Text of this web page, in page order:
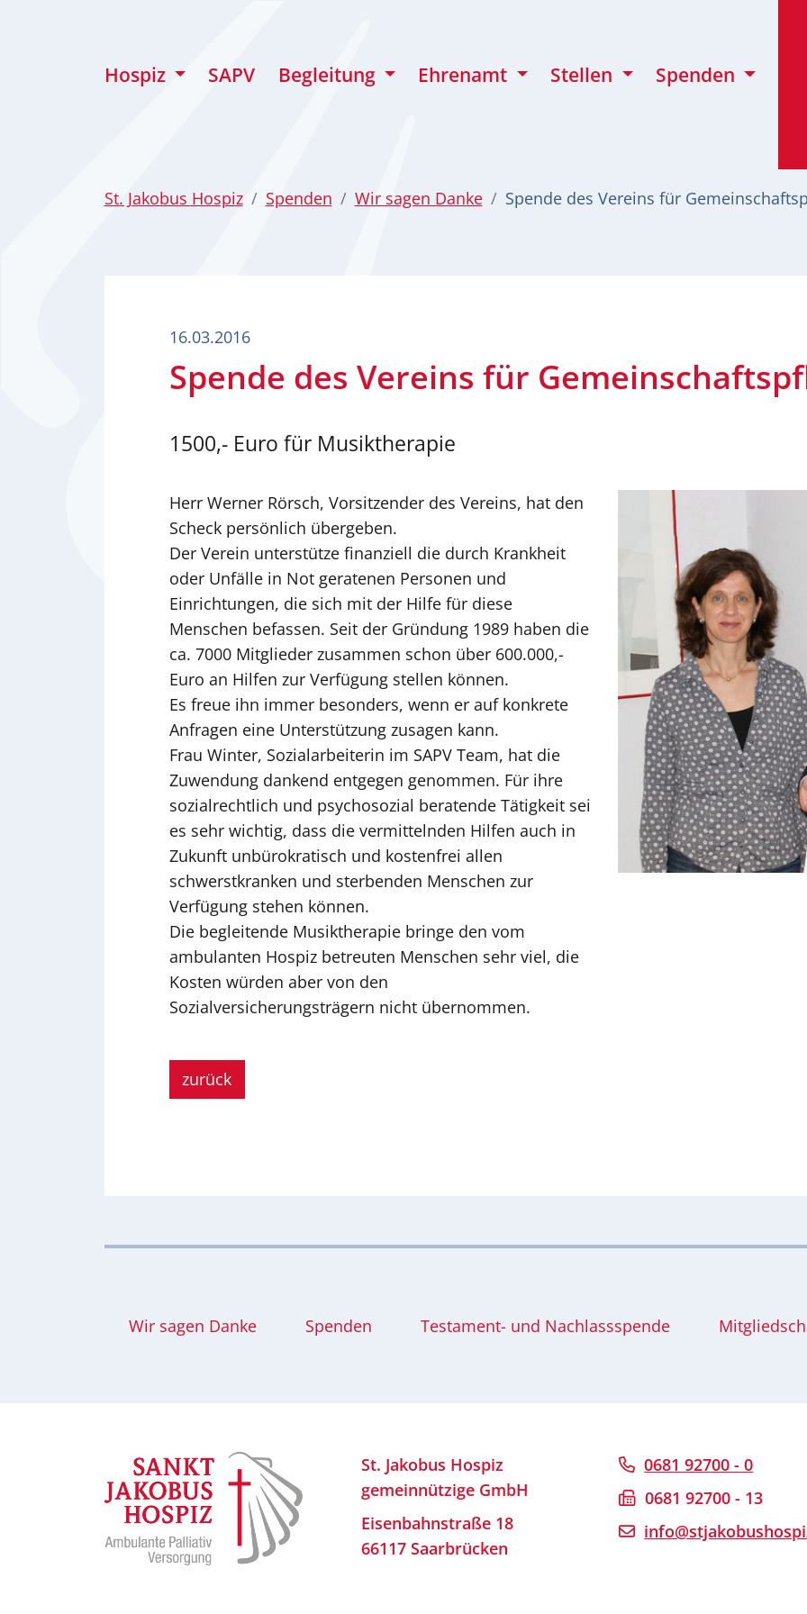
Hospiz SAPV Begleitung Ehrenamt Stellen Spenden
St. Jakobus Hospiz Spenden Wir sagen Danke Spende des Vereins für
16.03.2016
Spende des Vereins für
1500,- Euro für Musiktherapie
Herr Werner Rörsch, Vorsitzender des Vereins, hat den
Scheck persönlich übergeben.
Der Verein unterstütze finanziell die durch Krankheit
oder Unfälle in Not geratenen Personen und
Einrichtungen, die sich mit der Hilfe für diese
Menschen befassen. Seit der Gründung 1989 haben die
ca. 7000 Mitglieder zusammen schon über 600.000,-
Euro an Hilfen zur Verfügung stellen können.
Es freue ihn immer besonders, wenn er auf konkrete
Anfragen eine Unterstützung zusagen kann.
Frau Winter, Sozialarbeiterin im SAPV Team, hat die
Zuwendung dankend entgegen genommen. Für ihre
sozialrechtlich und psychosozial beratende Tätigkeit sei
es sehr wichtig, dass die vermittelnden Hilfen auch in
Zukunft unbürokratisch und kostenfrei allen
schwerstkranken und sterbenden Menschen zur
Verfügung stehen können.
Die begleitende Musiktherapie bringe den vom
ambulanten Hospiz betreuten Menschen sehr viel, die
Kosten würden aber von den
Sozialversicherungsträgern nicht übernommen.
zurück
Wir sagen Danke Spenden Testament- und Nachlassspende
St. Jakobus Hospiz
gemeinnützige GmbH
Eisenbahnstraße 18
66117 Saarbrücken
0681 92700 - 0
0681 92700 - 13